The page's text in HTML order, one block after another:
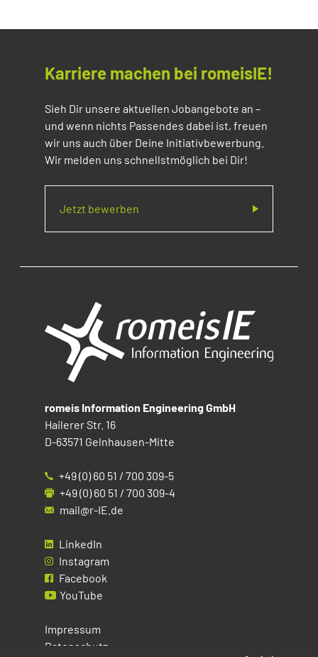
Karriere machen bei romeisIE!
Sieh Dir unsere aktuellen Jobangebote an –
und wenn nichts Passendes dabei ist, freuen
wir uns auch über Deine Initiativbewerbung.
Wir melden uns schnellstmöglich bei Dir!
Jetzt bewerben
romeis Information Engineering GmbH
Hailerer Str. 16
D-63571 Gelnhausen-Mitte
+49 (0) 60 51 / 700 309-5
+49 (0) 60 51 / 700 309-4
mail@r-IE.de
LinkedIn
Instagram
Facebook
YouTube
Impressum
Datenschutz